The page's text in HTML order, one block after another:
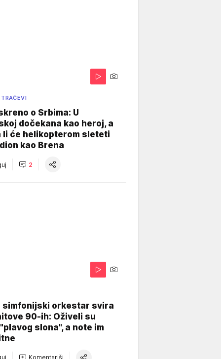
o Srbima: U
dočekana kao heroj, a
li će helikopterom sleteti
kao Brena
2
simfonijski orkestar svira
90-ih: Oživeli su
slona", a note im
Komentariši